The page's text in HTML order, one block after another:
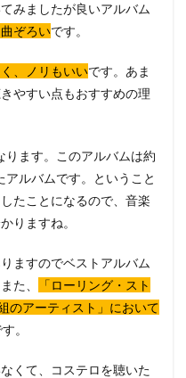
みましたが良いアルバム
ぞろいです。
、ノリもいいです。あま
やすい点もおすすめの理
ります。このアルバムは約
ルバムです。ということ
たことになるので、音楽
りますね。
ますのでベストアルバム
た、
「ローリング・スト
のアーティスト」において
。
くて、コステロを聴いた